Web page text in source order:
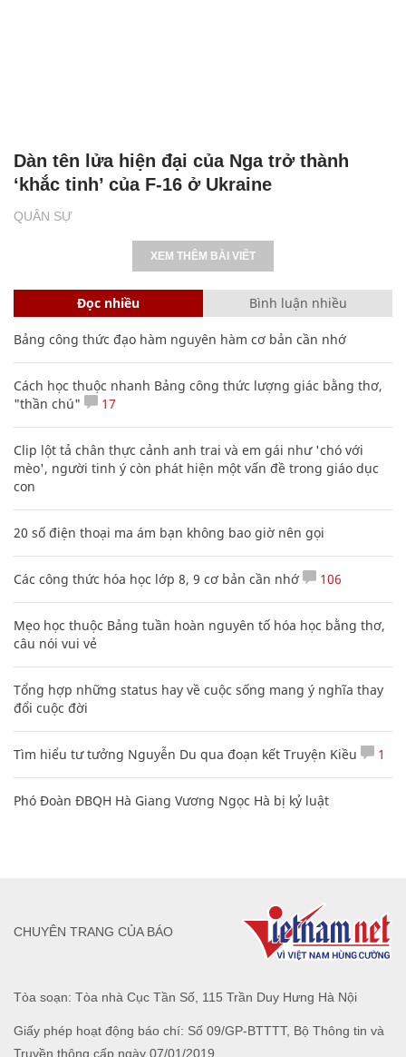
QUÂN SỰ
Dàn tên lửa hiện đại của Nga trở thành
‘khắc tinh’ của F-16 ở Ukraine
XEM THÊM BÀI VIẾT
Đọc nhiều Bình luận nhiều
Bảng công thức đạo hàm nguyên hàm cơ bản cần nhớ
Cách học thuộc nhanh Bảng công thức lượng giác bằng thơ,
"thần chú"
17
Clip lột tả chân thực cảnh anh trai và em gái như 'chó với
mèo', người tinh ý còn phát hiện một vấn đề trong giáo dục
con
20 số điện thoại ma ám bạn không bao giờ nên gọi
Các công thức hóa học lớp 8, 9 cơ bản cần nhớ 106
Mẹo học thuộc Bảng tuần hoàn nguyên tố hóa học bằng thơ,
câu nói vui vẻ
Tổng hợp những status hay về cuộc sống mang ý nghĩa thay
đổi cuộc đời
Tìm hiểu tư tưởng Nguyễn Du qua đoạn kết Truyện Kiều 1
Phó Đoàn ĐBQH Hà Giang Vương Ngọc Hà bị kỷ luật
Tòa soạn: Tòa nhà Cục Tần Số, 115 Trần Duy Hưng Hà Nội
Giấy phép hoạt động báo chí: Số 09/GP-BTTTT, Bộ Thông tin và
Truyền thông cấp ngày 07/01/2019.
CHUYÊN TRANG CỦA BÁO